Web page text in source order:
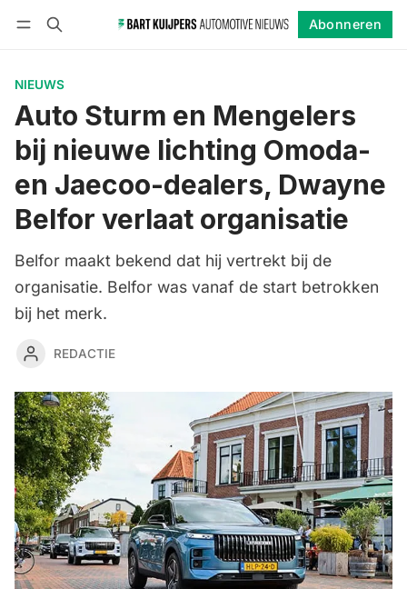
Abonneren
NIEUWS
Auto Sturm en Mengelers
bij nieuwe lichting Omoda-
en Jaecoo-dealers, Dwayne
Belfor verlaat organisatie
Belfor maakt bekend dat hij vertrekt bij de
organisatie. Belfor was vanaf de start betrokken
bij het merk.
REDACTIE